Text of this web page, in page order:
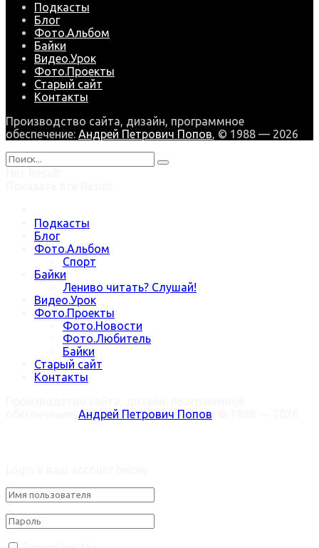
Подкасты
Блог
Фото.Альбом
Байки
Видео.Урок
Фото.Проекты
Старый сайт
Контакты
Производство сайта, дизайн, программное
обеспечение: Андрей Петрович Попов, © 1988 — 2026
Подкасты
Блог
Фото.Альбом
Спорт
Байки
Лениво читать? Слушай!
Видео.Урок
Фото.Проекты
Фото.Новости
Фото.Любитель
Байки
Старый сайт
Контакты
Андрей Петрович Попов